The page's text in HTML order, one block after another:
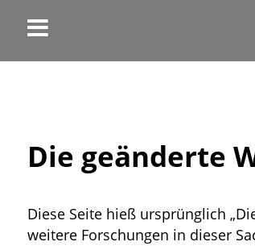
Die geänderte
Diese Seite hieß ursprünglich
weitere Forschungen in dieser